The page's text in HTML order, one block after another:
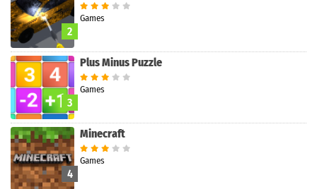
Search
2
Games
3
Plus Minus Puzzle
Games
4
Minecraft
Games